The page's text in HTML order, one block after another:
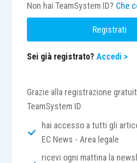
Non hai TeamSystem ID? Che
Registrati
Sei già registrato? Accedi >
Grazie alla registrazione
TeamSystem ID
hai accesso a tutti gli
EC News - Area legale
ricevi ogni mattina la